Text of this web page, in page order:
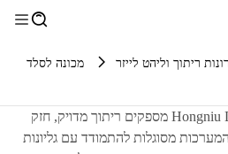
ריתוך וליהט לייזר
מכונה לסלד
פתרונות ריתוך לייזר של Hongniu Laser מספקים ריתוך מדויק, חזק
מסוגלות להתמודד עם גליונות